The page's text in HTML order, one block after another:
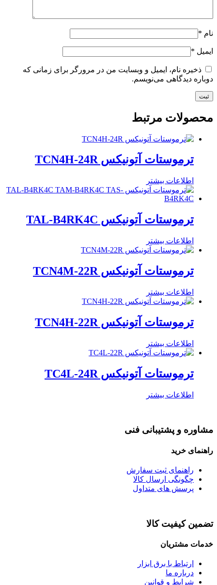
نام *
ایمیل *
ذخیره نام، ایمیل و وبسایت من در مرورگر برای زمانی که
دوباره دیدگاهی می‌نویسم.
محصولات مرتبط
ترموستات آتونیکس TCN4H-24R
اطلاعات بیشتر
ترموستات آتونیکس TAL-B4RK4C
اطلاعات بیشتر
ترموستات آتونیکس TCN4M-22R
اطلاعات بیشتر
ترموستات آتونیکس TCN4H-22R
اطلاعات بیشتر
ترموستات آتونیکس TC4L-24R
اطلاعات بیشتر
مشاوره و پشتیبانی فنی
راهنمای خرید
راهنمای ثبت سفارش
چگونگی ارسال کالا
پرسش های متداول
تضمین کیفیت کالا
خدمات مشتریان
ارتباط با برق ابزار
درباره ما
شرایط و قوانین